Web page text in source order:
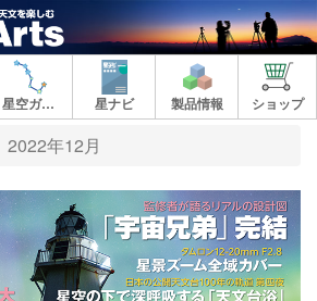
星空ガイド 星ナビ 製品情報 ショップ
2022年12月